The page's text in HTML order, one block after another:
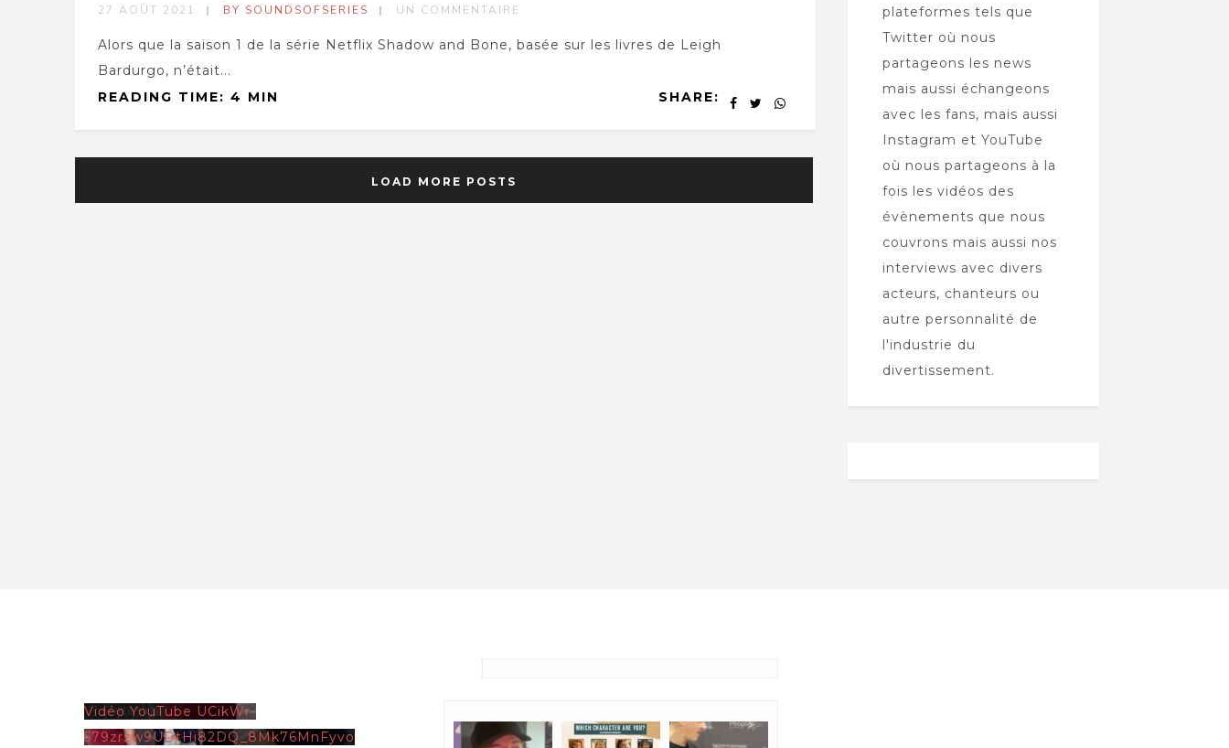
27 AOÛT 2021 BY SOUNDSOFSERIES UN COMMENTAIRE
Alors que la saison 1 de la série Netflix Shadow and Bone, basée sur les livres de Leigh
Bardurgo, n’était...
SHARE:
READING TIME: 4 MIN
LOAD MORE POSTS
plateformes tels que
Twitter où nous
partageons les news
mais aussi échangeons
avec les fans, mais aussi
Instagram et YouTube
où nous partageons à la
fois les vidéos des
évènements que nous
couvrons mais aussi nos
interviews avec divers
acteurs, chanteurs ou
autre personnalité de
l'industrie du
divertissement.
Vidéo YouTube UCikWr-
579zrzw9UDtHi82DQ_8Mk76MnFyvo